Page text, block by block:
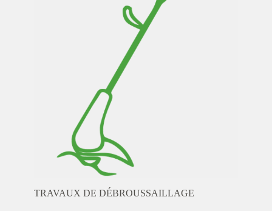
TRAVAUX DE DÉBROUSSAILLAGE